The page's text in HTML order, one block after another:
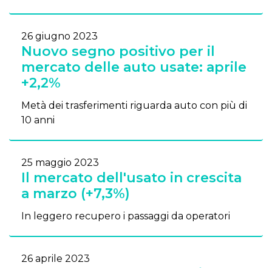
26 giugno 2023
Nuovo segno positivo per il
mercato delle auto usate: aprile
+2,2%
Metà dei trasferimenti riguarda auto con più di
10 anni
25 maggio 2023
Il mercato dell'usato in crescita
a marzo (+7,3%)
In leggero recupero i passaggi da operatori
26 aprile 2023